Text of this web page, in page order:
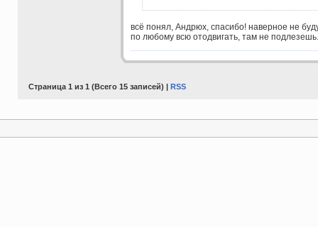
всё понял, Андрюх, спасибо! наверное не
по любому всю отодвигать, там не
Страница 1 из 1 (Всего 15 записей) | RSS